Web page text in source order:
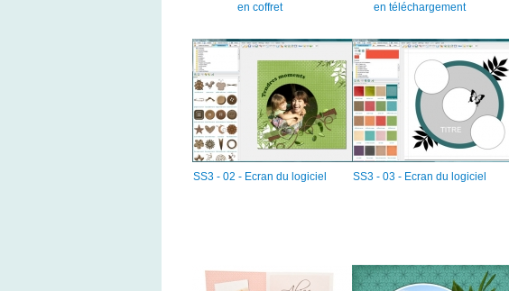
en coffret
en téléchargement
SS3 - 02 - Ecran du logiciel SS3 - 03 - Ecran du logiciel